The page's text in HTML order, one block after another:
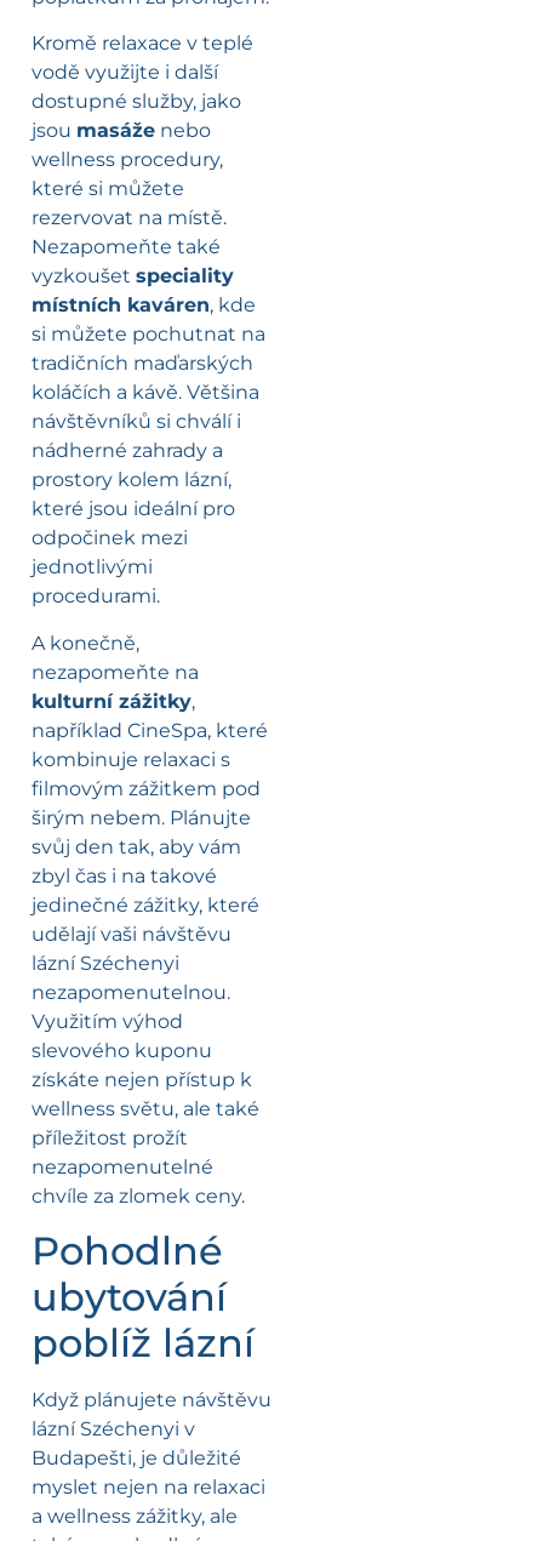
Kromě relaxace v teplé
vodě využijte i další
dostupné služby, jako
jsou masáže nebo
wellness procedury,
které si můžete
rezervovat na místě.
Nezapomeňte také
vyzkoušet speciality
místních kaváren, kde
si můžete pochutnat na
tradičních maďarských
koláčích a kávě. Většina
návštěvníků si chválí i
nádherné zahrady a
prostory kolem lázní,
které jsou ideální pro
odpočinek mezi
jednotlivými
procedurami.
A konečně,
nezapomeňte na
kulturní zážitky,
například CineSpa, které
kombinuje relaxaci s
filmovým zážitkem pod
širým nebem. Plánujte
svůj den tak, aby vám
zbyl čas i na takové
jedinečné zážitky, které
udělají vaši návštěvu
lázní Széchenyi
nezapomenutelnou.
Využitím výhod
slevového kuponu
získáte nejen přístup k
wellness světu, ale také
příležitost prožít
nezapomenutelné
chvíle za zlomek ceny.
Pohodlné
ubytování
poblíž lázní
Když plánujete návštěvu
lázní Széchenyi v
Budapešti, je důležité
myslet nejen na relaxaci
a wellness zážitky, ale